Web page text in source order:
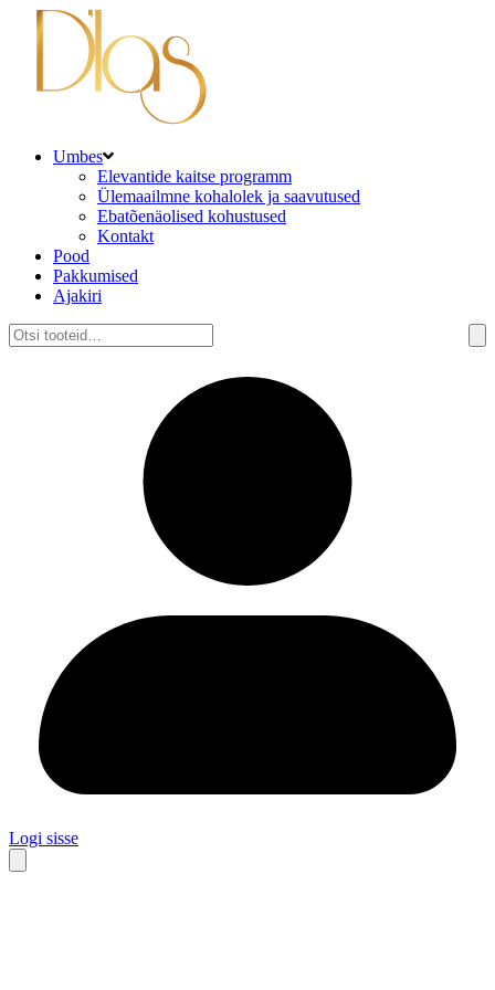
Umbes
Elevantide kaitse programm
Ülemaailmne kohalolek ja saavutused
Ebatõenäolised kohustused
Kontakt
Pood
Pakkumised
Ajakiri
Otsi:
Logi sisse